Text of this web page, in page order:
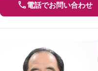
電話でお問い合わせ